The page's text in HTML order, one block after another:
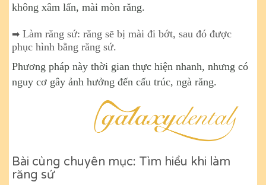
không xâm lấn, mài mòn răng.
➡ Làm răng sứ: răng sẽ bị mài đi bớt, sau đó được
phục hình bằng răng sứ.
Phương pháp này thời gian thực hiện nhanh, nhưng có
nguy cơ gây ảnh hưởng đến cấu trúc, ngà răng.
Bài cùng chuyên mục: Tìm hiểu khi làm
răng sứ